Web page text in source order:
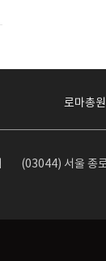
로마총원
(03044) 서울 종